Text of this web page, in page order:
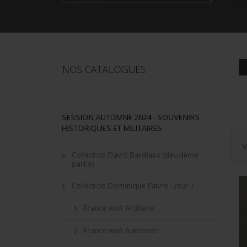
NOS CATALOGUES
SESSION AUTOMNE 2024 - SOUVENIRS
HISTORIQUES ET MILITAIRES
Collection David Bardiaux (deuxième
partie)
Collection Dominique Faivre - Jour 1
France ww1 Artillerie
France ww1 Aumonier